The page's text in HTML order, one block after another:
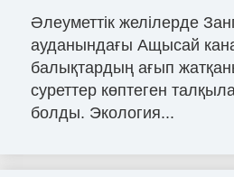
Әлеуметтік желілерде
ауданындағы Ащысай
балықтардың ағып
суреттер көптеген
болды. Экология...